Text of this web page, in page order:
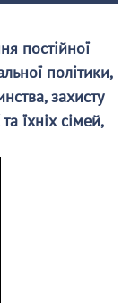
постійної
політики,
захисту
їхніх сімей,